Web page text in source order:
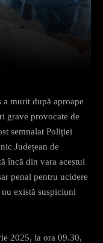
murit după aproape
grave provocate de
semnalat Poliției
Județean de
încă din vara acestui
penal pentru ucidere
există suspiciuni
2025, la ora 09.30,